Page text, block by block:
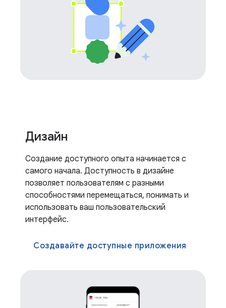
Дизайн
Создание доступного опыта начинается с
самого начала. Доступность в дизайне
позволяет пользователям с разными
способностями перемещаться, понимать и
использовать ваш пользовательский
интерфейс.
Создавайте доступные приложения